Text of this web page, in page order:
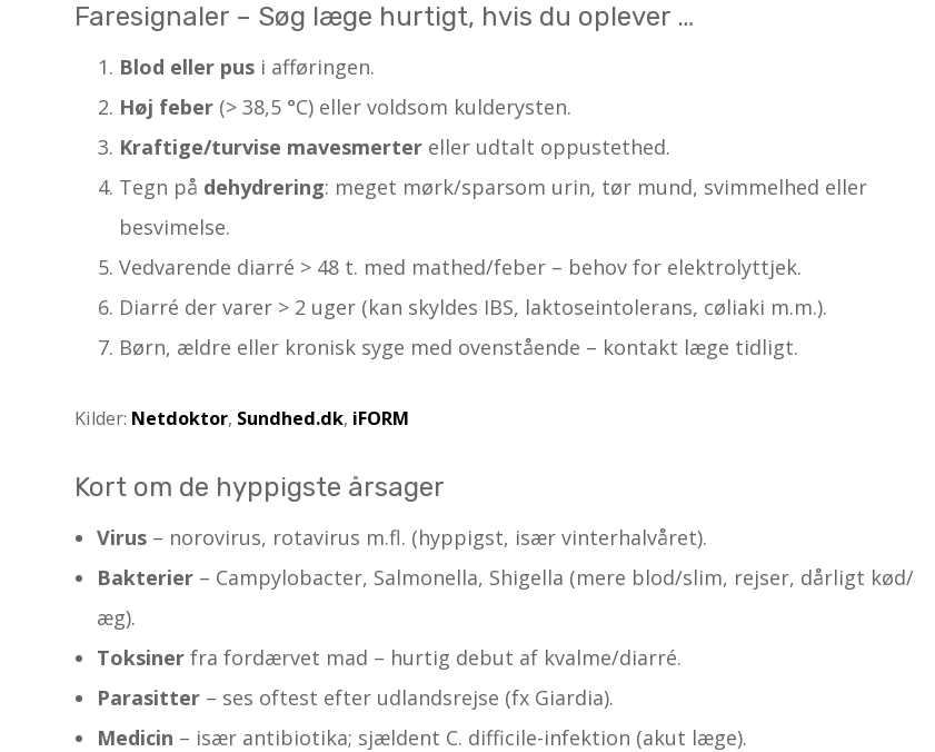
Faresignaler – Søg læge hurtigt, hvis du oplever …
Blod eller pus i afføringen.
Høj feber (> 38,5 °C) eller voldsom kulderysten.
Kraftige/turvise mavesmerter eller udtalt oppustethed.
Tegn på dehydrering: meget mørk/sparsom urin, tør mund, svimmelhed eller
besvimelse.
Vedvarende diarré > 48 t. med mathed/feber – behov for elektrolyttjek.
Diarré der varer > 2 uger (kan skyldes IBS, laktoseintolerans, cøliaki m.m.).
Børn, ældre eller kronisk syge med ovenstående – kontakt læge tidligt.
Kilder: Netdoktor, Sundhed.dk, iFORM
Kort om de hyppigste årsager
Virus – norovirus, rotavirus m.fl. (hyppigst, især vinterhalvåret).
Bakterier – Campylobacter, Salmonella, Shigella (mere blod/slim, rejser, dårligt kød/
æg).
Toksiner fra fordærvet mad – hurtig debut af kvalme/diarré.
Parasitter – ses oftest efter udlandsrejse (fx Giardia).
Medicin – især antibiotika; sjældent C. difficile-infektion (akut læge).